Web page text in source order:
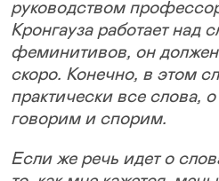
руководством
Кронгауза работает над
феминитивов, он
скоро. Конечно, в этом
практически все слова,
говорим и спорим.
Если же речь идет о